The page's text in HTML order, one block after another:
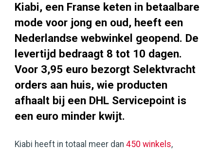
Kiabi, een Franse keten in betaalbare
mode voor jong en oud, heeft een
Nederlandse webwinkel geopend. De
levertijd bedraagt 8 tot 10 dagen.
Voor 3,95 euro bezorgt Selektvracht
orders aan huis, wie producten
afhaalt bij een DHL Servicepoint is
een euro minder kwijt.
Kiabi heeft in totaal meer dan 450 winkels,